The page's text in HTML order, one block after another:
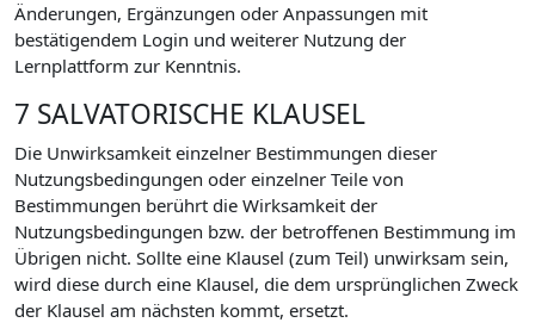
Änderungen, Ergänzungen oder Anpassungen mit
bestätigendem Login und weiterer Nutzung der
Lernplattform zur Kenntnis.
7 SALVATORISCHE KLAUSEL
Die Unwirksamkeit einzelner Bestimmungen dieser
Nutzungsbedingungen oder einzelner Teile von
Bestimmungen berührt die Wirksamkeit der
Nutzungsbedingungen bzw. der betroffenen Bestimmung im
Übrigen nicht. Sollte eine Klausel (zum Teil) unwirksam sein,
wird diese durch eine Klausel, die dem ursprünglichen Zweck
der Klausel am nächsten kommt, ersetzt.